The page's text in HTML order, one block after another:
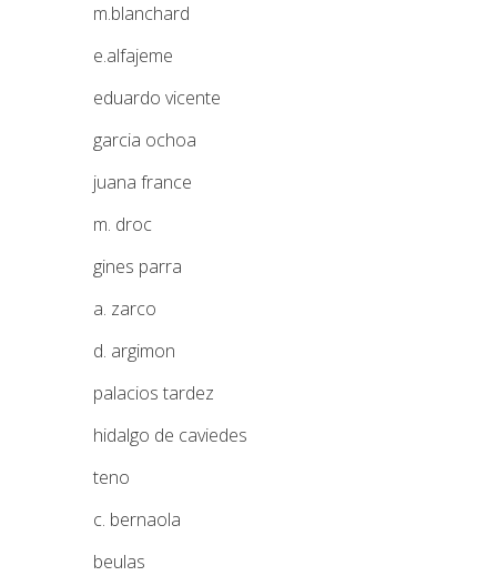
m.blanchard
e.alfajeme
eduardo vicente
garcia ochoa
juana france
m. droc
gines parra
a. zarco
d. argimon
palacios tardez
hidalgo de caviedes
teno
c. bernaola
beulas